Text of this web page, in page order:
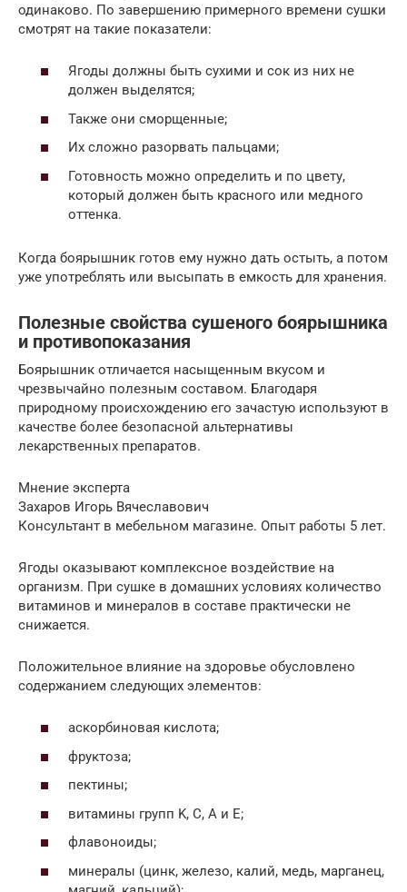
одинаково. По завершению примерного времени сушки
смотрят на такие показатели:
Ягоды должны быть сухими и сок из них не
должен выделятся;
Также они сморщенные;
Их сложно разорвать пальцами;
Готовность можно определить и по цвету,
который должен быть красного или медного
оттенка.
Когда боярышник готов ему нужно дать остыть, а потом
уже употреблять или высыпать в емкость для хранения.
Полезные свойства сушеного боярышника
и противопоказания
Боярышник отличается насыщенным вкусом и
чрезвычайно полезным составом. Благодаря
природному происхождению его зачастую используют в
качестве более безопасной альтернативы
лекарственных препаратов.
Мнение эксперта
Захаров Игорь Вячеславович
Консультант в мебельном магазине. Опыт работы 5 лет.
Ягоды оказывают комплексное воздействие на
организм. При сушке в домашних условиях количество
витаминов и минералов в составе практически не
снижается.
Положительное влияние на здоровье обусловлено
содержанием следующих элементов:
аскорбиновая кислота;
фруктоза;
пектины;
витамины групп K, C, A и E;
флавоноиды;
минералы (цинк, железо, калий, медь, марганец,